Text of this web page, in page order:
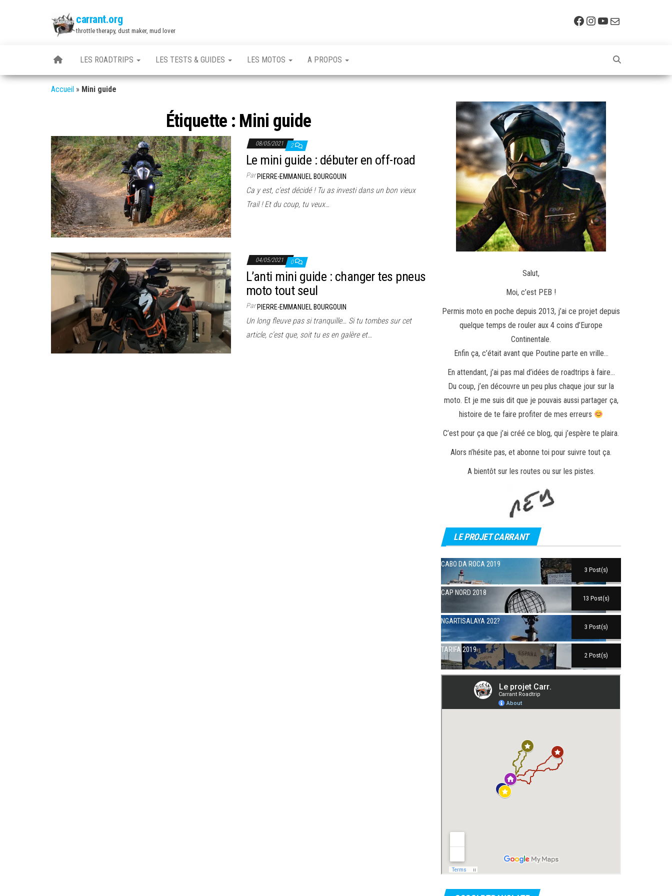
carrant.org
throttle therapy, dust maker, mud lover
Facebook
Instagram
YouTube
E-mail
LES ROADTRIPS LES TESTS & GUIDES LES MOTOS A PROPOS
Accueil » Mini guide
Étiquette : Mini guide
08/05/2021 2
Le mini guide : débuter en off-road
ParPIERRE-EMMANUEL BOURGOUIN
Ca y est, c’est décidé ! Tu as investi dans un bon vieux
Trail ! Et du coup, tu veux…
04/05/2021 0
L’anti mini guide : changer tes pneus
moto tout seul
ParPIERRE-EMMANUEL BOURGOUIN
Un long fleuve pas si tranquille… Si tu tombes sur cet
article, c’est que, soit tu es en galère et…
Salut,
Moi, c’est PEB !
Permis moto en poche depuis 2013, j’ai ce projet depuis
quelque temps de rouler aux 4 coins d’Europe
Continentale.
Enfin ça, c’était avant que Poutine parte en vrille…
En attendant, j’ai pas mal d’idées de roadtrips à faire…
Du coup, j’en découvre un peu plus chaque jour sur la
moto. Et je me suis dit que je pouvais aussi partager ça,
histoire de te faire profiter de mes erreurs
C’est pour ça que j’ai créé ce blog, qui j’espère te plaira.
Alors n’hésite pas, et abonne toi pour suivre tout ça.
A bientôt sur les routes ou sur les pistes.
LE PROJET CARRANT
CABO DA ROCA 2019
3 Post(s)
CAP NORD 2018
13 Post(s)
NGARTISALAYA 202?
3 Post(s)
TARIFA 2019
2 Post(s)